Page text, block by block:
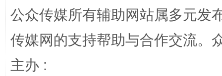
公众传媒所有辅助网站属多元发
传媒网的支持帮助与合作交流。
主办 :